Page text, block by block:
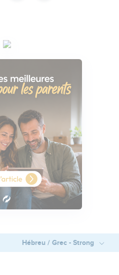
Hébreu / Grec - Strong